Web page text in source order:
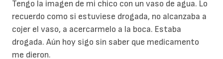
Tengo la imagen de mi chico con un vaso de agua. Lo
recuerdo como si estuviese drogada, no alcanzaba a
cojer el vaso, a acercarmelo a la boca. Estaba
drogada. Aún hoy sigo sin saber que medicamento
me dieron.